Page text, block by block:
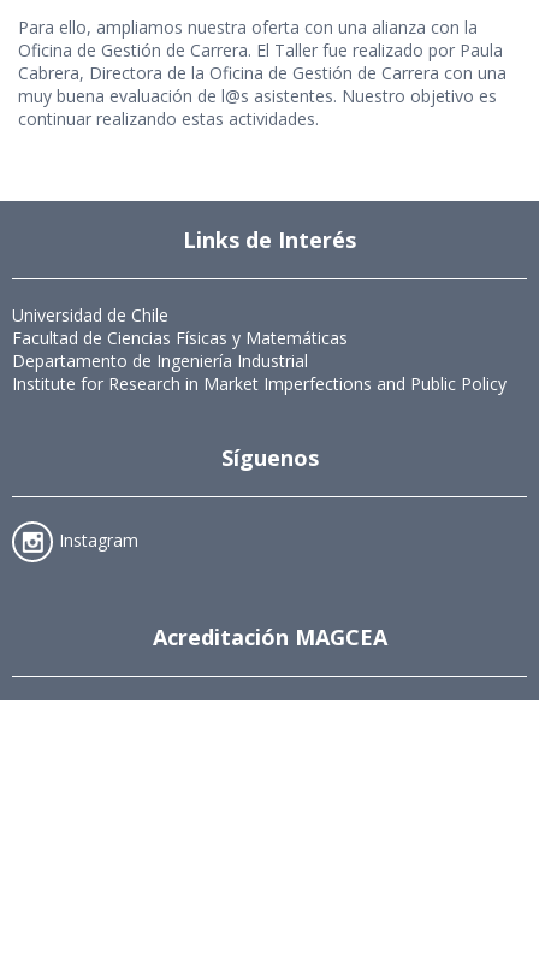
Para ello, ampliamos nuestra oferta con una alianza con la
Oficina de Gestión de Carrera. El Taller fue realizado por Paula
Cabrera, Directora de la Oficina de Gestión de Carrera con una
muy buena evaluación de l@s asistentes. Nuestro objetivo es
continuar realizando estas actividades.
Links de Interés
Universidad de Chile
Facultad de Ciencias Físicas y Matemáticas
Departamento de Ingeniería Industrial
Institute for Research in Market Imperfections and Public Policy
Síguenos
Instagram
Acreditación MAGCEA